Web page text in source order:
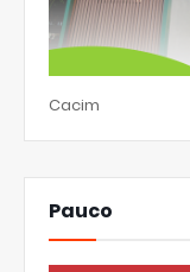
Cacim
Pauco